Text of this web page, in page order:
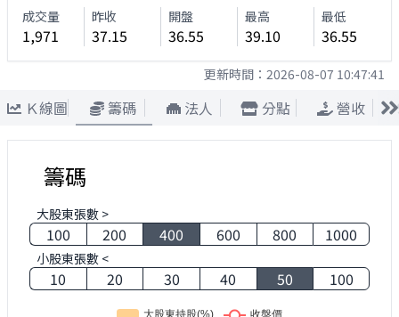
成交量
1,971
昨收
37.15
開盤
36.55
最高
39.10
最低
36.55
更新時間： 2026-08-07 10:47:41
Ｋ線圖 籌碼 法人 分點 營收
籌碼
大股東張數 >
100 200 400 600 800 1000
小股東張數 <
10 20 30 40 50 100